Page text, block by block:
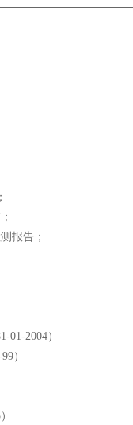
报告；
01-2004）
）